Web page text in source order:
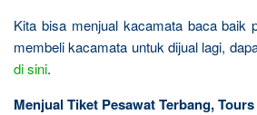
Kita bisa menjual kacamata baca baik
membeli kacamata untuk dijual lagi,
di sini.
Menjual Tiket Pesawat Terbang,